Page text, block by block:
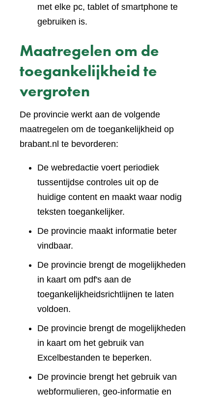
met elke pc, tablet of smartphone te
gebruiken is.
Maatregelen om de
toegankelijkheid te
vergroten
De provincie werkt aan de volgende
maatregelen om de toegankelijkheid op
brabant.nl te bevorderen:
De webredactie voert periodiek
tussentijdse controles uit op de
huidige content en maakt waar nodig
teksten toegankelijker.
De provincie maakt informatie beter
vindbaar.
De provincie brengt de mogelijkheden
in kaart om pdf's aan de
toegankelijkheidsrichtlijnen te laten
voldoen.
De provincie brengt de mogelijkheden
in kaart om het gebruik van
Excelbestanden te beperken.
De provincie brengt het gebruik van
webformulieren, geo-informatie en